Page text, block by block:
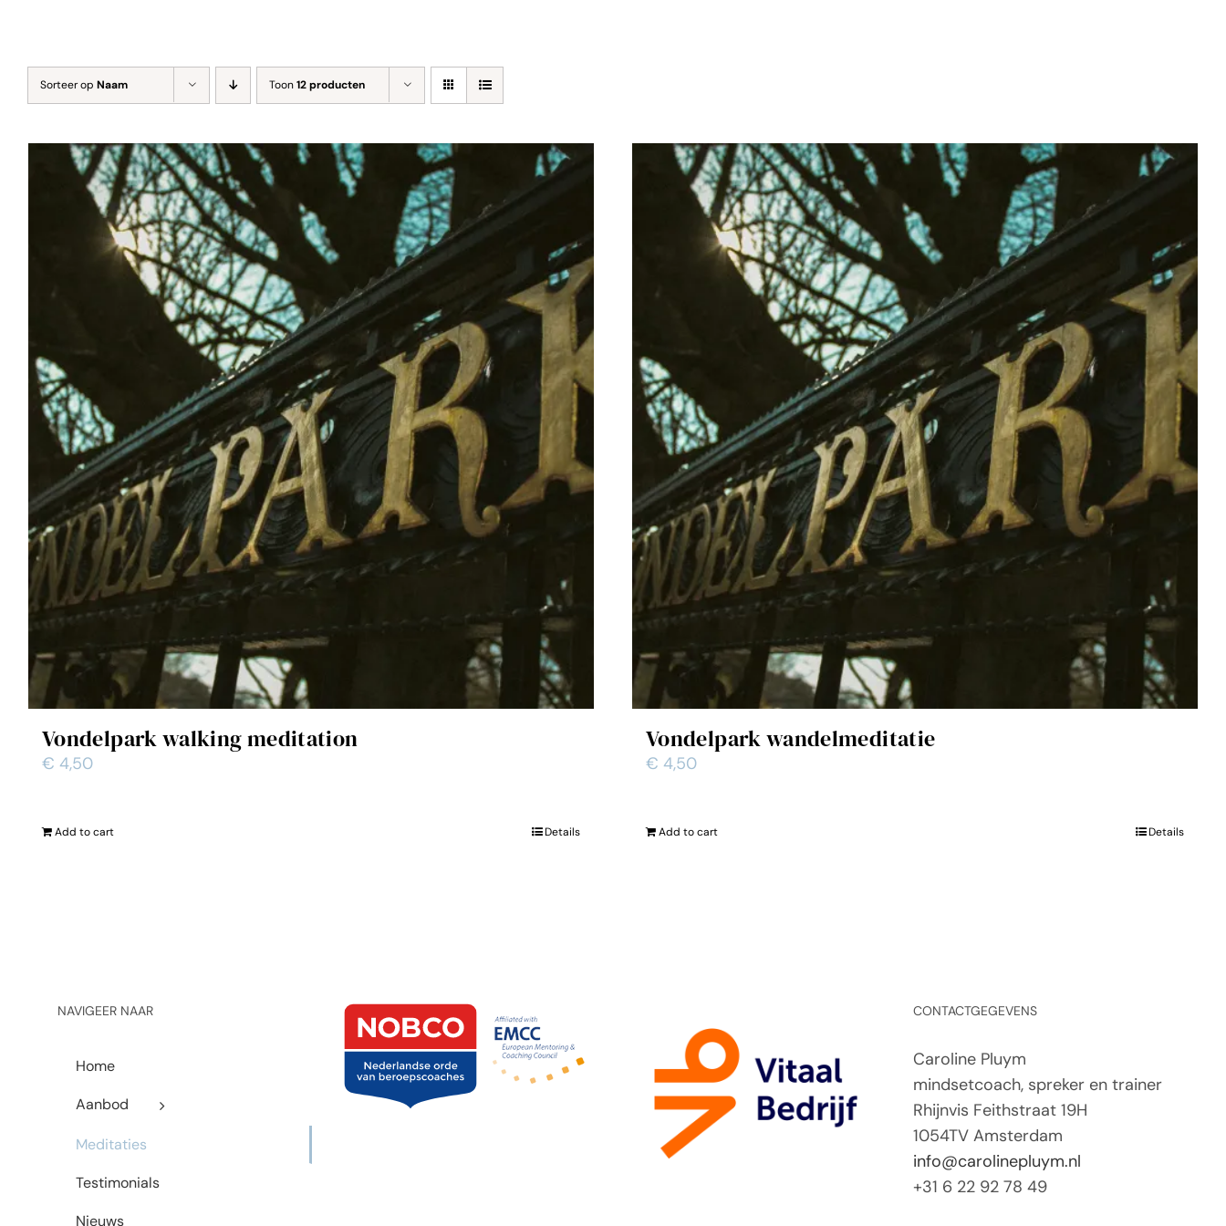
Sorteer op Naam Toon12 producten
Vondelpark walking meditation
€ 4,50
Add to cart Details
Vondelpark wandelmeditatie
€ 4,50
Add to cart Details
NAVIGEER NAAR
Home
Aanbod
Meditaties
Testimonials
Nieuws
CONTACTGEGEVENS
Caroline Pluym
mindsetcoach, spreker en trainer
Rhijnvis Feithstraat 19H
1054TV Amsterdam
info@carolinepluym.nl
+31 6 22 92 78 49